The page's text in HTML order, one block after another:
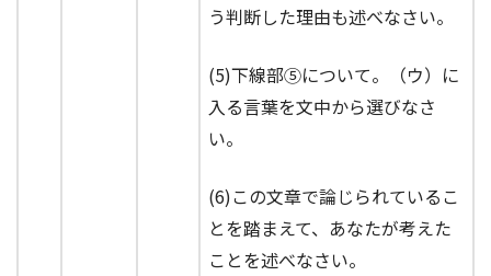
う判断した理由も述べなさい。
(5)下線部⑤について。（ウ）に
入る言葉を文中から選びなさ
い。
(6)この文章で論じられているこ
とを踏まえて、あなたが考えた
ことを述べなさい。